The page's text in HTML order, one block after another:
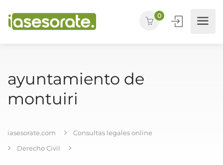
0
ayuntamiento de
montuiri
iasesorate.com
Consultas legales online
Derecho Civil